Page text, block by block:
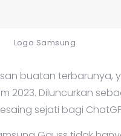
Logo Samsung
buatan terbarunya,
2023. Diluncurkan
sejati bagi